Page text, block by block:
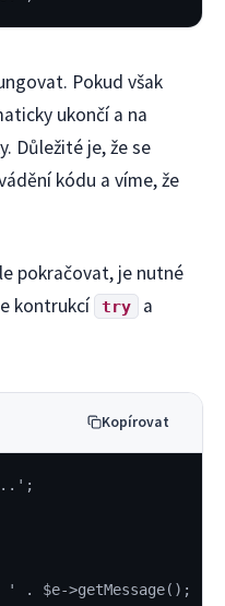
Pokud však
ukončí a na
Důležité je, že se
kódu a víme, že
pokračovat, je nutné
kontrukcí try a
Kopírovat
. $e->getMessage();